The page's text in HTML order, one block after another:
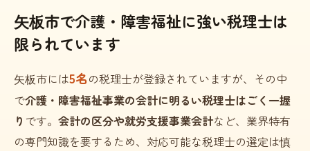
矢板市で介護・障害福祉に強い税理士は
限られています
矢板市には5名の税理士が登録されていますが、その中
で介護・障害福祉事業の会計に明るい税理士はごく一握
り です。 会計の区分や就労支援事業会計など、業界特有
の専門知識を要するため、対応可能な税理士の選定は慎